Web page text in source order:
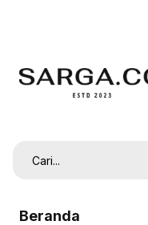
Beranda